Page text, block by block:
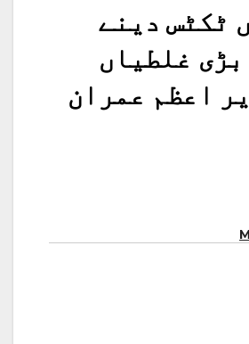
ٹکٹس دینے
غلطیاں
اعظم عمران